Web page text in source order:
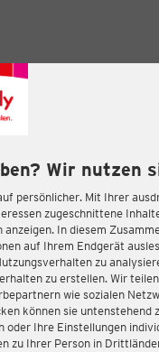
Wir nutzen
persönlicher. Mit Ihrer
zugeschnittene
In diesem
auf Ihrem Endgerät
zu
zu erstellen. Wir
wie sozialen
können sie
oder Ihre Einstellungen
zu Ihrer Person in